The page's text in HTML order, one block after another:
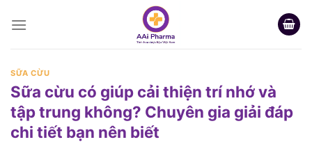
SỮA CỪU
Sữa cừu có giúp cải thiện trí nhớ và
tập trung không? Chuyên gia giải đáp
chi tiết bạn nên biết